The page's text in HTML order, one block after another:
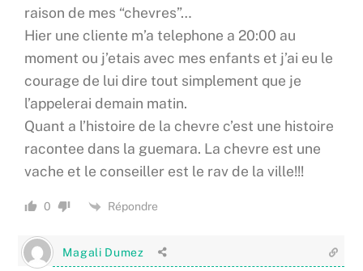
raison de mes “chevres”…
Hier une cliente m’a telephone a 20:00 au
moment ou j’etais avec mes enfants et j’ai eu le
courage de lui dire tout simplement que je
l’appelerai demain matin.
Quant a l’histoire de la chevre c’est une histoire
racontee dans la guemara. La chevre est une
vache et le conseiller est le rav de la ville!!!
0 Répondre
Magali Dumez